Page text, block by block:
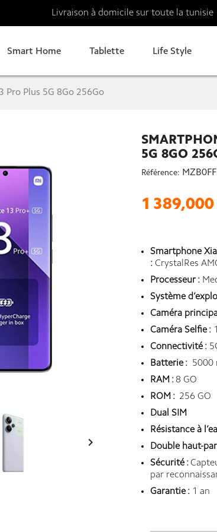
Livraison à domicile sur toute la tunisie
Smart Home Tablette Life Style
Pro Plus 5G 8Go 256Go

5G 8GO
Référence:
1
Smartphone
: CrystalRes
Processeur :
Système
Caméra
Caméra Selfie :
Connectivité :
Batterie : 5000
RAM : 8 GO
ROM : 256 GO
Dual SIM
Résistance à
Double haut-
Sécurité :
par
Garantie : 1 an